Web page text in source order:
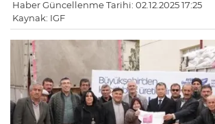
Haber Güncellenme Tarihi: 02.12.2025 17:25
Kaynak: IGF